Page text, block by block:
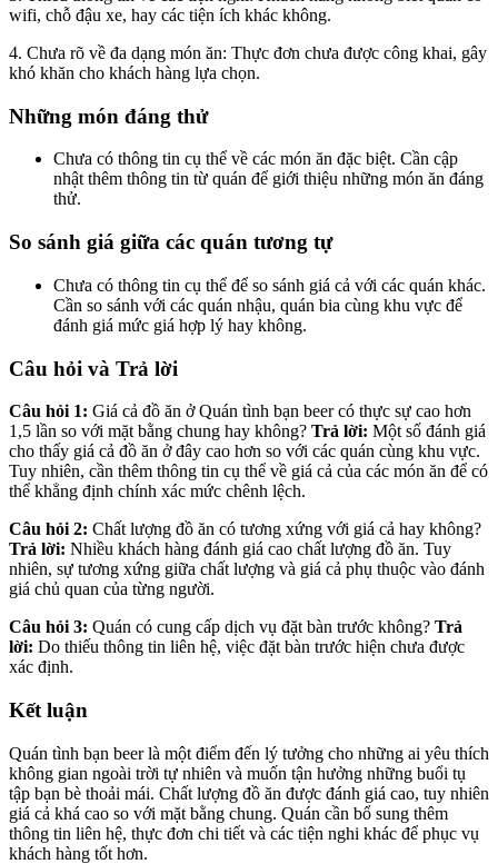
wifi, chỗ đậu xe, hay các tiện ích khác không.
4. Chưa rõ về đa dạng món ăn: Thực đơn chưa được công khai, gây
khó khăn cho khách hàng lựa chọn.
Những món đáng thử
Chưa có thông tin cụ thể về các món ăn đặc biệt. Cần cập
nhật thêm thông tin từ quán để giới thiệu những món ăn đáng
thử.
So sánh giá giữa các quán tương tự
Chưa có thông tin cụ thể để so sánh giá cả với các quán khác.
Cần so sánh với các quán nhậu, quán bia cùng khu vực để
đánh giá mức giá hợp lý hay không.
Câu hỏi và Trả lời
Câu hỏi 1: Giá cả đồ ăn ở Quán tình bạn beer có thực sự cao hơn
1,5 lần so với mặt bằng chung hay không? Trả lời: Một số đánh giá
cho thấy giá cả đồ ăn ở đây cao hơn so với các quán cùng khu vực.
Tuy nhiên, cần thêm thông tin cụ thể về giá cả của các món ăn để có
thể khẳng định chính xác mức chênh lệch.
Câu hỏi 2: Chất lượng đồ ăn có tương xứng với giá cả hay không?
Trả lời: Nhiều khách hàng đánh giá cao chất lượng đồ ăn. Tuy
nhiên, sự tương xứng giữa chất lượng và giá cả phụ thuộc vào đánh
giá chủ quan của từng người.
Câu hỏi 3: Quán có cung cấp dịch vụ đặt bàn trước không? Trả
lời: Do thiếu thông tin liên hệ, việc đặt bàn trước hiện chưa được
xác định.
Kết luận
Quán tình bạn beer là một điểm đến lý tưởng cho những ai yêu thích
không gian ngoài trời tự nhiên và muốn tận hưởng những buổi tụ
tập bạn bè thoải mái. Chất lượng đồ ăn được đánh giá cao, tuy nhiên
giá cả khá cao so với mặt bằng chung. Quán cần bổ sung thêm
thông tin liên hệ, thực đơn chi tiết và các tiện nghi khác để phục vụ
khách hàng tốt hơn.